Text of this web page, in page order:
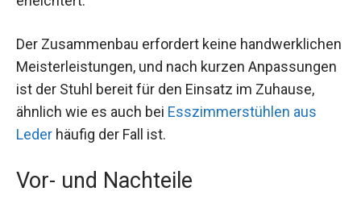
Der Zusammenbau erfordert keine handwerklichen
Meisterleistungen, und nach kurzen Anpassungen
ist der Stuhl bereit für den Einsatz im Zuhause,
ähnlich wie es auch bei Esszimmerstühlen aus
Leder häufig der Fall ist.
Vor- und Nachteile